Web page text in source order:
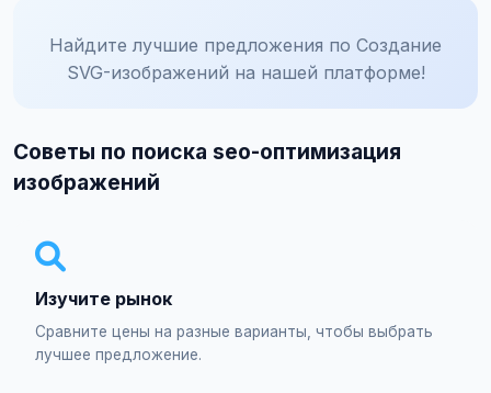
Найдите лучшие предложения по Создание
SVG-изображений на нашей платформе!
Советы по поиска seo-оптимизация
изображений
Изучите рынок
Сравните цены на разные варианты, чтобы выбрать
лучшее предложение.